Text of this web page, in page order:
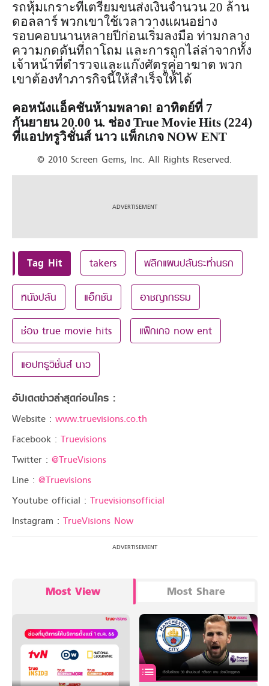
รถหุ้มเกราะที่เตรียมขนส่งเงินจำนวน 20 ล้าน
ดอลลาร์ พวกเขาใช้เวลาวางแผนอย่าง
รอบคอบนานหลายปีก่อนเริ่มลงมือ ท่ามกลาง
ความกดดันที่ถาโถม และการถูกไล่ล่าจากทั้ง
เจ้าหน้าที่ตำรวจและแก๊งศัตรูคู่อาฆาต พวก
เขาต้องทำภารกิจนี้ให้สำเร็จให้ได้
คอหนังแอ็คชันห้ามพลาด! อาทิตย์ที่ 7
กันยายน 20.00 น. ช่อง True Movie Hits (224)
ที่แอปทรูวิชั่นส์ นาว แพ็กเกจ NOW ENT
© 2010 Screen Gems, Inc. All Rights Reserved.
Tag Hit takers พลิกแผนปล้นระห่ำนรก
หนังปล้น แอ็กชัน อาชญากรรม
ช่อง true movie hits แพ็กเกจ now ent
แอปทรูวิชั่นส์ นาว
อัปเดตข่าวล่าสุดก่อนใคร :
Website : www.truevisions.co.th
Facebook : Truevisions
Twitter : @TrueVisions
Line : @Truevisions
Youtube official : Truevisionsofficial
Instagram : TrueVisions Now
Most View Most Share